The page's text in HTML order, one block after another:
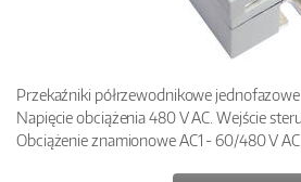
Przekaźniki półrzewodnikowe jednofazowe
Napięcie obciążenia 480 V AC. Wejście
Obciążenie znamionowe AC1 - 60/480 V AC